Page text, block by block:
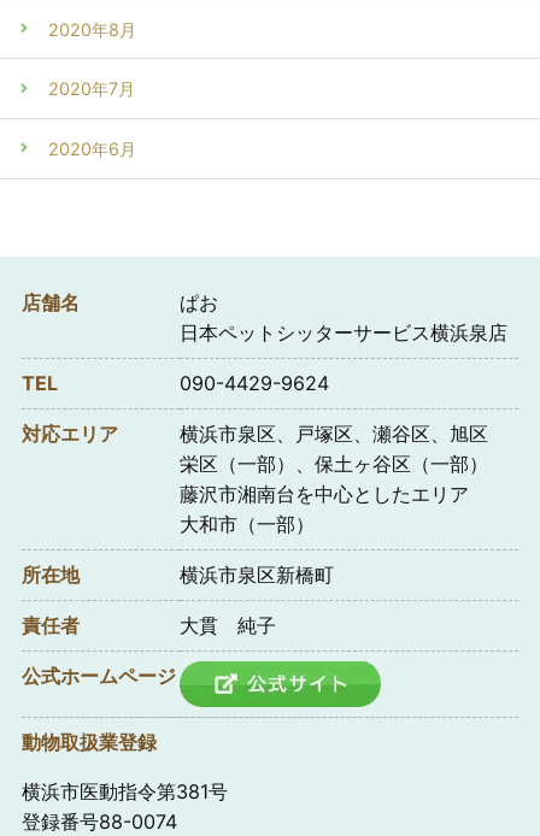
2020年8月
2020年7月
2020年6月
店舗名
ぱお
日本ペットシッターサービス横浜泉店
TEL 090-4429-9624
対応エリア
横浜市泉区、戸塚区、瀬谷区、旭区
栄区（一部）、保土ヶ谷区（一部）
藤沢市湘南台を中心としたエリア
大和市（一部）
所在地 横浜市泉区新橋町
責任者 大貫 純子
公式ホームページ
動物取扱業登録
横浜市医動指令第381号
登録番号88-0074